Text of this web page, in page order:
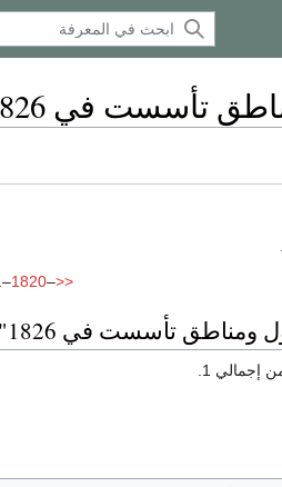
تأسست في 1826
<<
–
1820
–
ومناطق تأسست في 1826"
إجمالي 1.